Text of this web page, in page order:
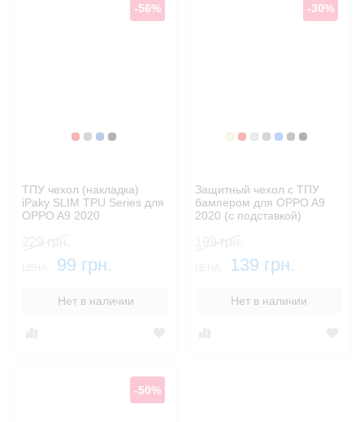
Красный
Серый
Синий, темный
Черный
-56%
ТПУ чехол (накладка)
iPaky SLIM TPU Series для
OPPO A9 2020
99 грн.
Нет в наличии
Золотой
Красный
Серебристый
Серый
Синий
Темный
Черный
-30%
Защитный чехол с ТПУ
бампером для OPPO A9
2020 (c подставкой)
139 грн.
Нет в наличии
-50%